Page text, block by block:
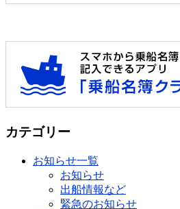
カテゴリー
お知らせ一覧
お知らせ
出船情報など
緊急のお知らせ